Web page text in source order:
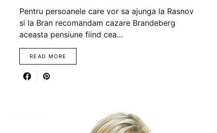
Pentru persoanele care vor sa ajunga la Rasnov
si la Bran recomandam cazare Brandeberg
aceasta pensiune fiind cea…
READ MORE